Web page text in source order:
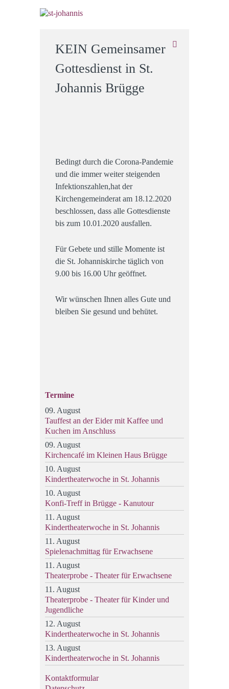
KEIN Gemeinsamer
Gottesdienst in St.
Johannis Brügge
Bedingt durch die Corona-Pandemie
und die immer weiter steigenden
Infektionszahlen,hat der
Kirchengemeinderat am 18.12.2020
beschlossen, dass alle Gottesdienste
bis zum 10.01.2020 ausfallen.
Für Gebete und stille Momente ist
die St. Johanniskirche täglich von
9.00 bis 16.00 Uhr geöffnet.
Wir wünschen Ihnen alles Gute und
bleiben Sie gesund und behütet.
Termine
09. August
Tauffest an der Eider mit Kaffee und
Kuchen im Anschluss
09. August
Kirchencafé im Kleinen Haus Brügge
10. August
Kindertheaterwoche in St. Johannis
10. August
Konfi-Treff in Brügge - Kanutour
11. August
Kindertheaterwoche in St. Johannis
11. August
Spielenachmittag für Erwachsene
11. August
Theaterprobe - Theater für Erwachsene
11. August
Theaterprobe - Theater für Kinder und
Jugendliche
12. August
Kindertheaterwoche in St. Johannis
13. August
Kindertheaterwoche in St. Johannis
Kontaktformular